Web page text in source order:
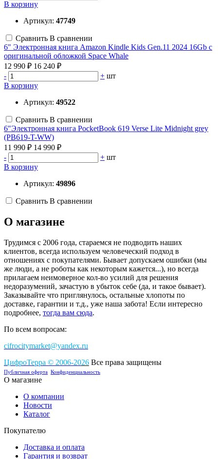
В корзину
Артикул: 47749
Сравнить В сравнении
6" Электронная книга Amazon Kindle Kids Gen.11 2024 16Gb с
оригинальной обложкой Space Whale
12 990 ₽ 16 240 ₽
-
+ шт
В корзину
Артикул: 49522
Сравнить В сравнении
6"Электронная книга PocketBook 619 Verse Lite Midnight grey
(PB619-T-WW)
11 990 ₽ 14 990 ₽
-
+ шт
В корзину
Артикул: 49896
Сравнить В сравнении
О магазине
Трудимся с 2006 года, стараемся не подводить наших
клиентов, всегда используем человеческий подход в
отношениях с покупателями. Бывает допускаем ошибки (мы
же люди, а не роботы как некоторым кажется...), но всегда
прилагаем неимоверное кол-во усилий для решения
недоразумений, зачастую в убыток себе (да, и такое бывает).
Заказывайте что приглянулось, остальные хлопоты по
доставке, гарантии и т.д., уже наша забота! Если интересно
подробнее, тогда вам сюда.
По всем вопросам:
cifrocitymarket@yandex.ru
ЦифроТерра © 2006-2026 Все права защищены
Публичная оферта Конфиденциальность
О магазине
О компании
Новости
Каталог
Покупателю
Доставка и оплата
Гарантия и возврат